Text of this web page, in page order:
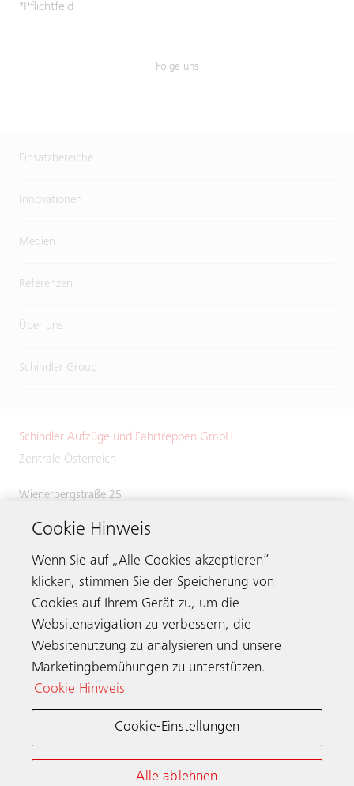
*Pflichtfeld
Folge uns
Einsatzbereiche
Innovationen
Medien
Referenzen
Über uns
Schindler Group
Schindler Aufzüge und Fahrtreppen GmbH
Zentrale Österreich
Wienerbergstraße 25
Österreich
Tel.:+43 (0)5 / 724463
Kontakt
Schindler weltweit
Cookie Hinweis
Wenn Sie auf „Alle Cookies akzeptieren“
klicken, stimmen Sie der Speicherung von
Cookies auf Ihrem Gerät zu, um die
Websitenavigation zu verbessern, die
Websitenutzung zu analysieren und unsere
Marketingbemühungen zu unterstützen.
Cookie Hinweis
Cookie-Einstellungen
Alle ablehnen